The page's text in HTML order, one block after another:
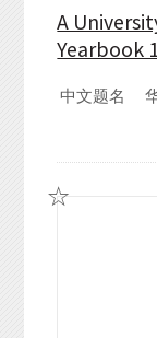
A
Yearbook
中文题名